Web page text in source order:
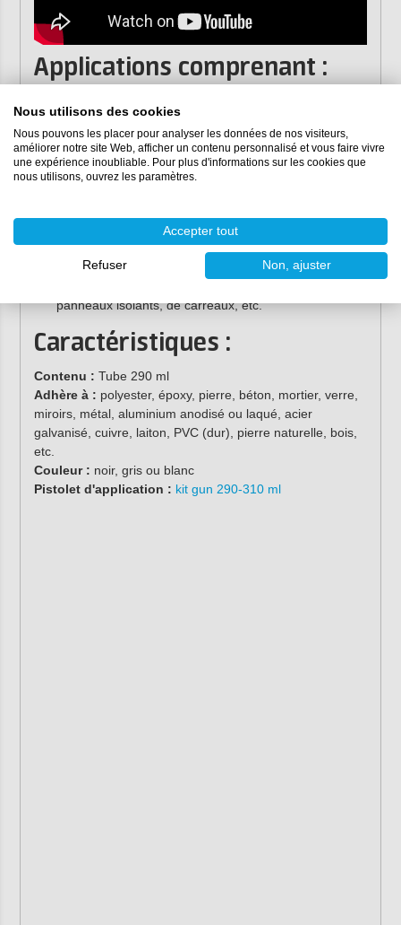
Applications comprenant :
que la construction métallique, les conteneurs, les
wagons, les navires, les caravanes et les carrosseries.
Collage et scellement de pierres naturelles et de
miroirs
Collage et étanchéité des comptoirs et des éviers
Collage de construction dans la construction
(préfabriquée), y compris le collage de panneaux de
panneaux isolants, de carreaux, etc.
Caractéristiques :
Contenu : Tube 290 ml
Adhère à : polyester, époxy, pierre, béton, mortier, verre,
miroirs, métal, aluminium anodisé ou laqué, acier
galvanisé, cuivre, laiton, PVC (dur), pierre naturelle, bois,
etc.
Couleur : noir, gris ou blanc
Pistolet d'application : kit gun 290-310 ml
Nous utilisons des cookies
Nous pouvons les placer pour analyser les données de nos visiteurs,
améliorer notre site Web, afficher un contenu personnalisé et vous faire vivre
une expérience inoubliable. Pour plus d'informations sur les cookies que
nous utilisons, ouvrez les paramètres.
Accepter tout
Refuser Non, ajuster